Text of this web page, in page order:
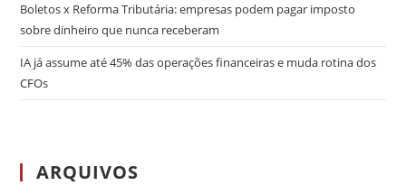
Boletos x Reforma Tributária: empresas podem pagar imposto
sobre dinheiro que nunca receberam
IA já assume até 45% das operações financeiras e muda rotina dos
CFOs
ARQUIVOS